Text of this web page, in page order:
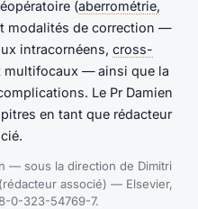
(aberrométrie,
modalités de correction —
intracornéens, cross-
multifocaux — ainsi que la
Le Pr Damien
en tant que rédacteur
— sous la direction de Dimitri
associé) — Elsevier,
0-323-54769-7.